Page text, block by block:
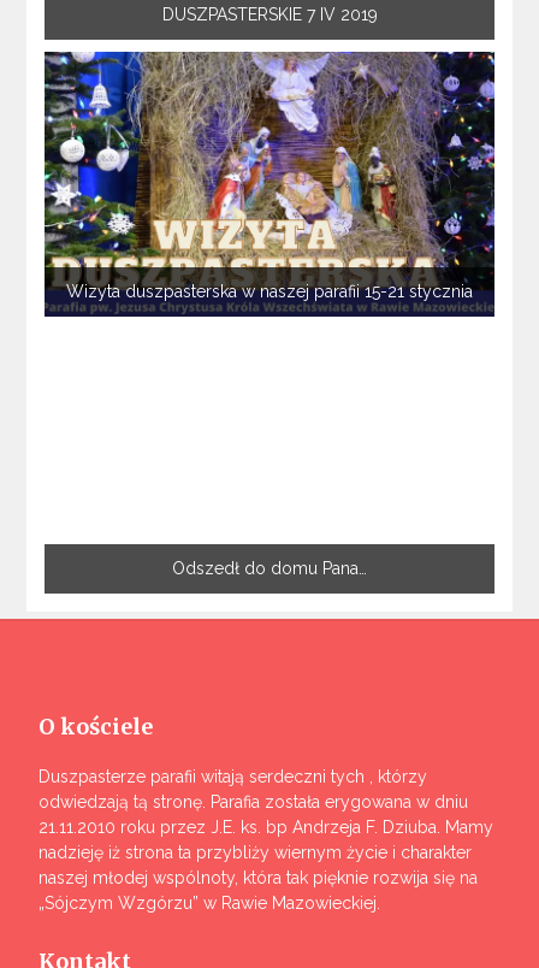
DUSZPASTERSKIE 7 IV 2019
Wizyta duszpasterska w naszej parafii 15-21 stycznia
Odszedł do domu Pana…
O kościele
Duszpasterze parafii witają serdeczni tych , którzy
odwiedzają tą stronę. Parafia została erygowana w dniu
21.11.2010 roku przez J.E. ks. bp Andrzeja F. Dziuba. Mamy
nadzieję iż strona ta przybliży wiernym życie i charakter
naszej młodej wspólnoty, która tak pięknie rozwija się na
„Sójczym Wzgórzu” w Rawie Mazowieckiej.
Kontakt